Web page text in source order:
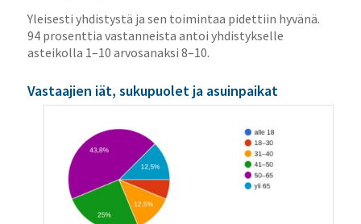
Yleisesti yhdistystä ja sen toimintaa pidettiin hyvänä.
94 prosenttia vastanneista antoi yhdistykselle
asteikolla 1–10 arvosanaksi 8–10.
Vastaajien iät, sukupuolet ja asuinpaikat